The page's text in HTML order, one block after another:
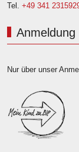
Tel. +49 341
Anmeldung
Nur über unser